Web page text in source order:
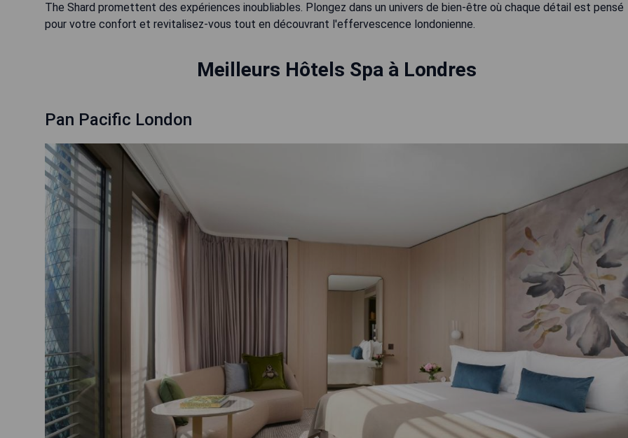
The Shard promettent des expériences inoubliables. Plongez dans un univers de bien-être où chaque détail est pensé
pour votre confort et revitalisez-vous tout en découvrant l'effervescence londonienne.
Meilleurs Hôtels Spa à Londres
Pan Pacific London